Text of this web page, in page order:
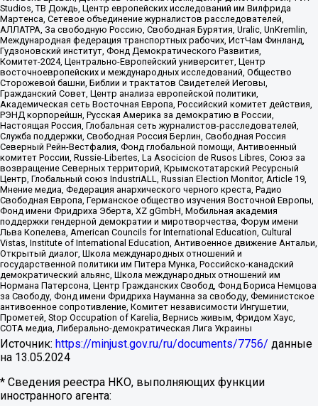
Studios, ТВ Дождь, Центр европейских исследований им Вилфрида
Мартенса, Сетевое объединение журналистов расследователей,
АЛЛАТРА, За свободную Россию, Свободная Бурятия, Uralic, UnKremlin,
Международная федерация транспортных рабочих, ИстЧам Финланд,
Гудзоновский институт, Фонд Демократического Развития,
Комитет-2024, Центрально-Европейский университет, Центр
восточноевропейских и международных исследований, Общество
Сторожевой башни, Библии и трактатов Свидетелей Иеговы,
Гражданский Совет, Центр анализа европейской политики,
Академическая сеть Восточная Европа, Российский комитет действия,
РЭНД корпорейшн, Русская Америка за демократию в России,
Настоящая Россия, Глобальная сеть журналистов-расследователей,
Служба поддержки, Свободная Россия Берлин, Свободная Россия
Северный Рейн-Вестфалия, Фонд глобальной помощи, Антивоенный
комитет России, Russie-Libertes, La Asocicion de Rusos Libres, Союз за
возвращение Северных территорий, Крымскотатарский Ресурсный
Центр, Глобальный союз IndustriALL, Russian Election Monitor, Article 19,
Мнение медиа, Федерация анархического черного креста, Радио
Свободная Европа, Германское общество изучения Восточной Европы,
Фонд имени Фридриха Эберта, XZ gGmbH, Мобильная академия
поддержки гендерной демократии и миротворчества, Форум имени
Льва Копелева, American Councils for International Education, Cultural
Vistas, Institute of International Education, Антивоенное движение Антальи,
Открытый диалог, Школа международных отношений и
государственной политики им Питера Мунка, Российско-канадский
демократический альянс, Школа международных отношений им
Нормана Патерсона, Центр Гражданских Свобод, Фонд Бориса Немцова
за Свободу, Фонд имени Фридриха Науманна за свободу, Феминистское
антивоенное сопротивление, Комитет независимости Ингушетии,
Прометей, Stop Occupation of Karelia, Вернись живым, Фридом Хаус,
СОТА медиа, Либерально-демократическая Лига Украины
Источник: https://minjust.gov.ru/ru/documents/7756/ данные
на 13.05.2024
* Сведения реестра НКО, выполняющих функции
иностранного агента: